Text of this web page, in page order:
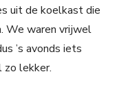
uit de koelkast die
We waren vrijwel
’s avonds iets
lekker.